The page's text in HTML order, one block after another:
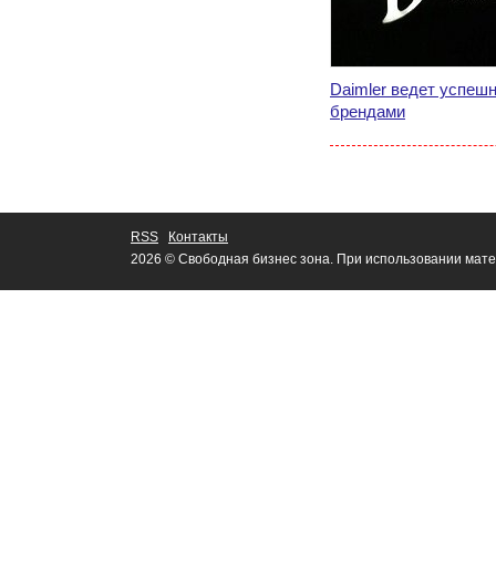
Daimler ведет
брендами
RSS
Контакты
2026 © Свободная бизнес зона. При использовании